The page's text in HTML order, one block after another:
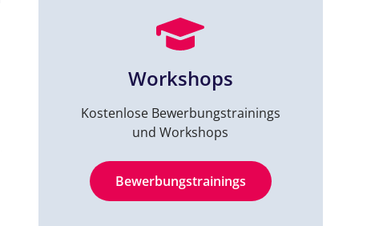
Workshops
Kostenlose Bewerbungstrainings
und Workshops
Bewerbungstrainings